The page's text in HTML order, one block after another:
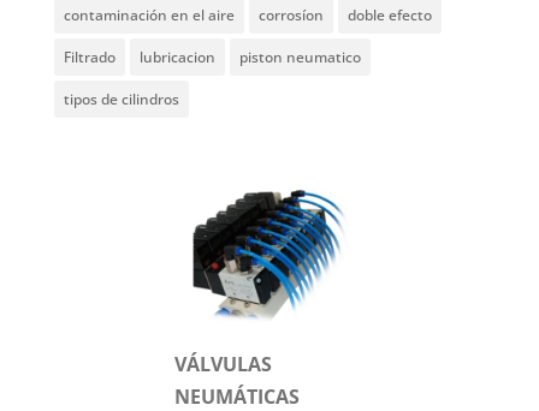
contaminación en el aire corrosíon doble efecto
Filtrado lubricacion piston neumatico
tipos de cilindros
VÁLVULAS
NEUMÁTICAS